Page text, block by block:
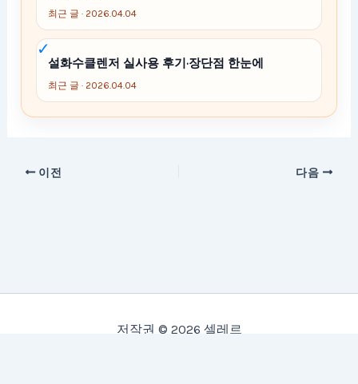
최근 글 · 2026.04.04
설화수클렌저 실사용 후기·장단점 한눈에
최근 글 · 2026.04.04
이전 다음
저작권 © 2026 셀레르